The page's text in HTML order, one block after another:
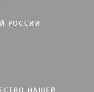
РОССИИ
НАШЕЙ